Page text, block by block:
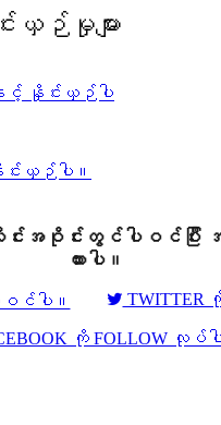
ယှဉ်မှုများ
နှင့် နှိုင်းယှဉ်ပါ
ယှဉ်ပါ။
းအဝိုင်းတွင်ပါဝင်ပြီ
ထားပါ။
ဝင်ပါ။ TWITTER
ကို FOLLOW လုပ်ပ